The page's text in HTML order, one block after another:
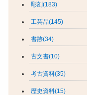
彫刻(183)
工芸品(145)
書跡(34)
古文書(10)
考古資料(35)
歴史資料(15)